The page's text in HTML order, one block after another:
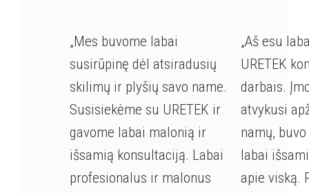
„Mes buvome labai
susirūpinę dėl atsiradusių
skilimų ir plyšių savo name.
Susisiekėme su URETEK ir
gavome labai malonią ir
išsamią konsultaciją. Labai
profesionalus ir malonus
„Aš esu
URETEK
darbais.
atvykusi
namų,
labai
apie viską.